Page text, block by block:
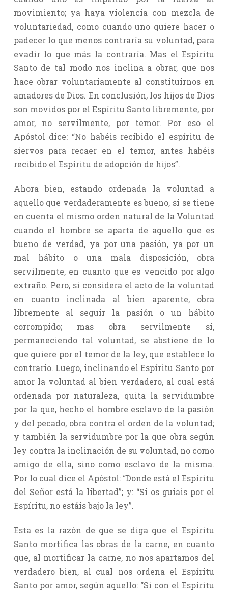
movimiento; ya haya violencia con mezcla de
voluntariedad, como cuando uno quiere hacer o
padecer lo que menos contraría su voluntad, para
evadir lo que más la contraría. Mas el Espíritu
Santo de tal modo nos inclina a obrar, que nos
hace obrar voluntariamente al constituirnos en
amadores de Dios. En conclusión, los hijos de Dios
son movidos por el Espíritu Santo libremente, por
amor, no servilmente, por temor. Por eso el
Apóstol dice: “No habéis recibido el espíritu de
siervos para recaer en el temor, antes habéis
recibido el Espíritu de adopción de hijos”.
Ahora bien, estando ordenada la voluntad a
aquello que verdaderamente es bueno, si se tiene
en cuenta el mismo orden natural de la Voluntad
cuando el hombre se aparta de aquello que es
bueno de verdad, ya por una pasión, ya por un
mal hábito o una mala disposición, obra
servilmente, en cuanto que es vencido por algo
extraño. Pero, si considera el acto de la voluntad
en cuanto inclinada al bien aparente, obra
libremente al seguir la pasión o un hábito
corrompido; mas obra servilmente si,
permaneciendo tal voluntad, se abstiene de lo
que quiere por el temor de la ley, que establece lo
contrario. Luego, inclinando el Espíritu Santo por
amor la voluntad al bien verdadero, al cual está
ordenada por naturaleza, quita la servidumbre
por la que, hecho el hombre esclavo de la pasión
y del pecado, obra contra el orden de la voluntad;
y también la servidumbre por la que obra según
ley contra la inclinación de su voluntad, no como
amigo de ella, sino como esclavo de la misma.
Por lo cual dice el Apóstol: “Donde está el Espíritu
del Señor está la libertad”; y: “Si os guiais por el
Espíritu, no estáis bajo la ley”.
Esta es la razón de que se diga que el Espíritu
Santo mortifica las obras de la carne, en cuanto
que, al mortificar la carne, no nos apartamos del
verdadero bien, al cual nos ordena el Espíritu
Santo por amor, según aquello: “Si con el Espíritu